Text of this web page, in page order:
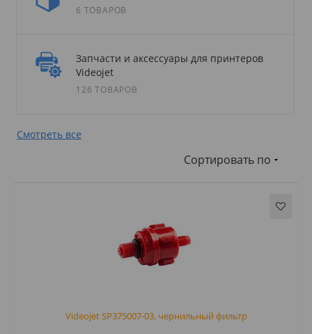
6 ТОВАРОВ
Запчасти и аксессуары для принтеров
Videojet
126 ТОВАРОВ
Смотреть все
Сортировать по
Videojet SP375007-03, чернильный фильтр